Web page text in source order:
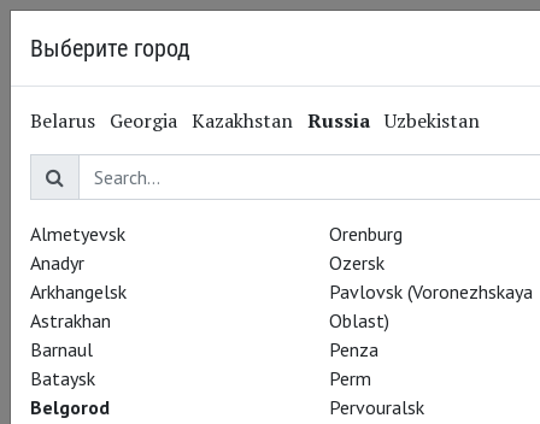
14.07.2014 Royal Shakespeare Company
Летний театральный
фестиваль. Последние
показы спектакля
«Генрих IV» (часть 1)
Выберите город
Belarus Georgia Kazakhstan Russia Uzbekistan
Almetyevsk
Anadyr
Arkhangelsk
Astrakhan
Barnaul
Bataysk
Belgorod
Orenburg
Ozersk
Pavlovsk (Voronezhskaya
Oblast)
Penza
Perm
Pervouralsk